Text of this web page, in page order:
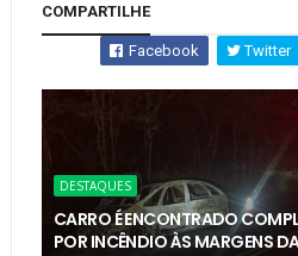
COMPARTILHE
Facebook Twitter
DESTAQUES
CARRO É ENCONTRADO
POR INCÊNDIO ÀS MARGENS